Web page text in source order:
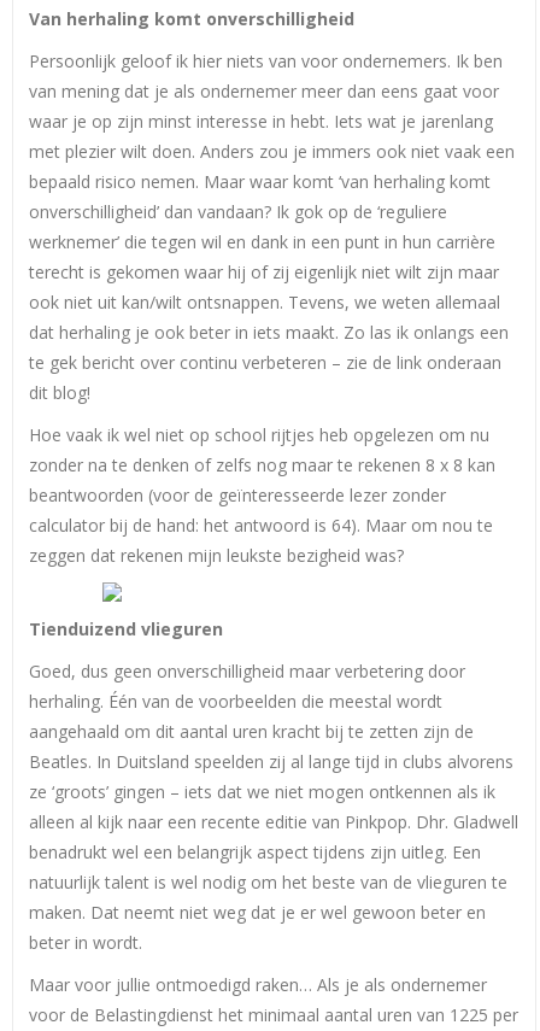
Van herhaling komt onverschilligheid
Persoonlijk geloof ik hier niets van voor ondernemers. Ik ben
van mening dat je als ondernemer meer dan eens gaat voor
waar je op zijn minst interesse in hebt. Iets wat je jarenlang
met plezier wilt doen. Anders zou je immers ook niet vaak een
bepaald risico nemen. Maar waar komt ‘van herhaling komt
onverschilligheid’ dan vandaan? Ik gok op de ‘reguliere
werknemer’ die tegen wil en dank in een punt in hun carrière
terecht is gekomen waar hij of zij eigenlijk niet wilt zijn maar
ook niet uit kan/wilt ontsnappen. Tevens, we weten allemaal
dat herhaling je ook beter in iets maakt. Zo las ik onlangs een
te gek bericht over continu verbeteren – zie de link onderaan
dit blog!
Hoe vaak ik wel niet op school rijtjes heb opgelezen om nu
zonder na te denken of zelfs nog maar te rekenen 8 x 8 kan
beantwoorden (voor de geïnteresseerde lezer zonder
calculator bij de hand: het antwoord is 64). Maar om nou te
zeggen dat rekenen mijn leukste bezigheid was?
Tienduizend vlieguren
Goed, dus geen onverschilligheid maar verbetering door
herhaling. Één van de voorbeelden die meestal wordt
aangehaald om dit aantal uren kracht bij te zetten zijn de
Beatles. In Duitsland speelden zij al lange tijd in clubs alvorens
ze ‘groots’ gingen – iets dat we niet mogen ontkennen als ik
alleen al kijk naar een recente editie van Pinkpop. Dhr. Gladwell
benadrukt wel een belangrijk aspect tijdens zijn uitleg. Een
natuurlijk talent is wel nodig om het beste van de vlieguren te
maken. Dat neemt niet weg dat je er wel gewoon beter en
beter in wordt.
Maar voor jullie ontmoedigd raken… Als je als ondernemer
voor de Belastingdienst het minimaal aantal uren van 1225 per